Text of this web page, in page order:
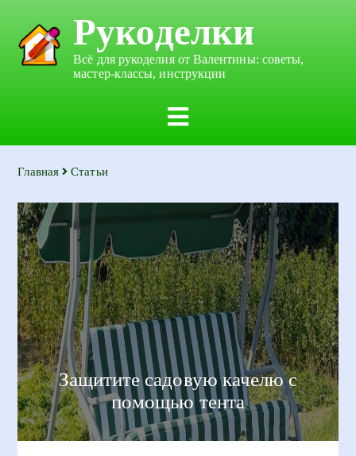
Рукоделки
Всё для рукоделия от Валентины: советы,
мастер-классы, инструкции
Главная Статьи
Защитите садовую качелю с
помощью тента